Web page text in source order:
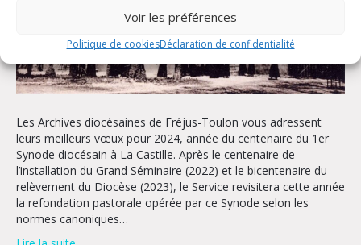
Voir les préférences
Politique de cookiesDéclaration de confidentialité
Les Archives diocésaines de Fréjus-Toulon vous adressent
leurs meilleurs vœux pour 2024, année du centenaire du 1er
Synode diocésain à La Castille. Après le centenaire de
l’installation du Grand Séminaire (2022) et le bicentenaire du
relèvement du Diocèse (2023), le Service revisitera cette année
la refondation pastorale opérée par ce Synode selon les
normes canoniques…